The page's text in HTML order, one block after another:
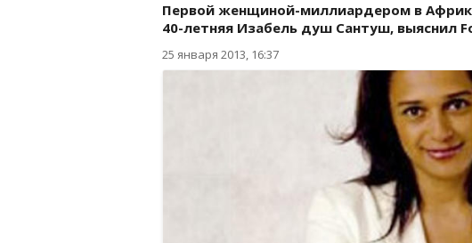
Первой женщиной-миллиардером в
40-летняя Изабель душ Сантуш, выяснил
25 января 2013, 16:37